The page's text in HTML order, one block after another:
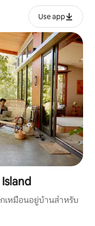
Use app
เหมือนอยู่บ้านสำหรับ